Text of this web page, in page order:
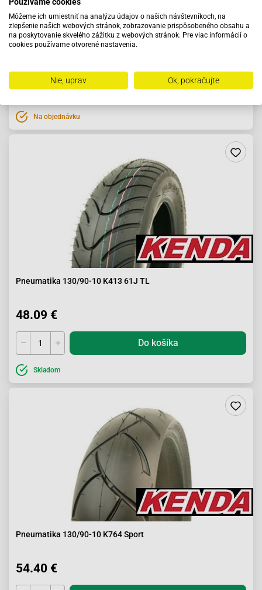
Pneumatika 120/90-10 K451 Cross
Do košíka
Na objednávku
Pneumatika 130/90-10 K413 61J TL
48.09 €
Do košíka
Skladom
Pneumatika 130/90-10 K764 Sport
54.40 €
Môžeme ich umiestniť na analýzu údajov o našich návštevníkoch, na
zlepšenie našich webových stránok, zobrazovanie prispôsobeného obsahu a
na poskytovanie skvelého zážitku z webových stránok. Pre viac informácií o
cookies používame otvorené nastavenia.
Nie, uprav Ok, pokračujte